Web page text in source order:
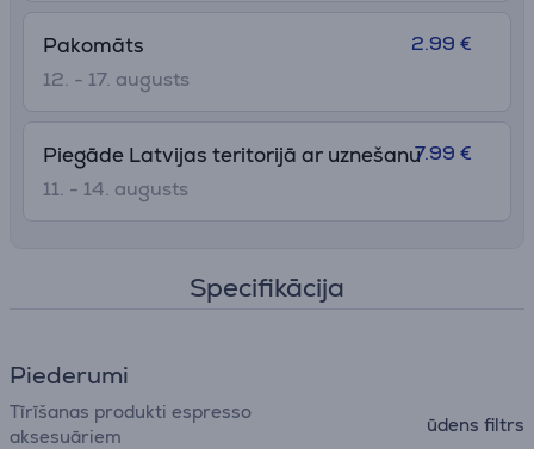
Pakomāts
12. - 17. augusts
2.99 €
Piegāde Latvijas teritorijā ar uznešanu
11. - 14. augusts
7.99 €
Specifikācija
Piederumi
Tīrīšanas produkti espresso
aksesuāriem
ūdens filtrs